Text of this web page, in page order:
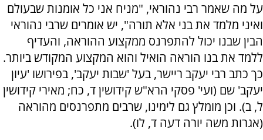
על מה שאמר רבי נהוראי, "מניח אני כל אומנות שבעולם
ואיני מלמד את בני אלא תורה", יש אומרים שרבי נהוראי
הבין שבנו יכול להתפרנס ממקצוע ההוראה, והעדיף
ללמד את בנו הוראה הואיל והוא המקצוע המקודש ביותר.
כך כתב רבי יעקב ריישר, בעל 'שבות יעקב', בפירושו 'עיון
יעקב' שם (ועי' פסקי הרא"ש קידושין ד, כח; מאירי קידושין
ל, ב). וכן מומלץ גם לימינו, שרבים מתפרנסים מהוראה
(אגרות משה יורה דעה ד, לו).